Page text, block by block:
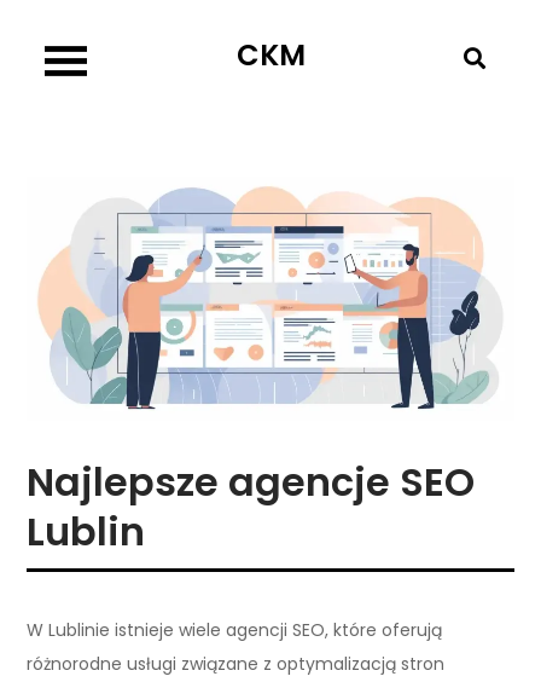
content
CKM
Najlepsze agencje SEO
Lublin
W Lublinie istnieje wiele agencji SEO, które oferują
różnorodne usługi związane z optymalizacją stron